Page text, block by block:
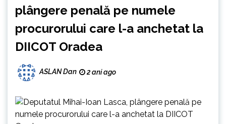
plângere penală pe numele
procurorului care l-a anchetat la
DIICOT Oradea
ASLAN Dan 2 ani ago